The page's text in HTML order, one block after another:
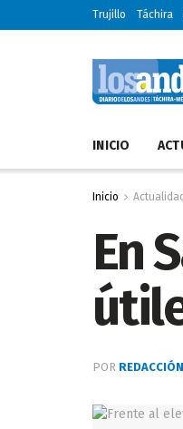
Trujillo Táchira
INICIO
Inicio Actualidad
En
POR